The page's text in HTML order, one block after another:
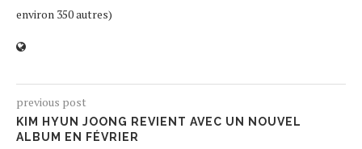
environ 350 autres)
previous post
KIM HYUN JOONG REVIENT AVEC UN NOUVEL
ALBUM EN FÉVRIER